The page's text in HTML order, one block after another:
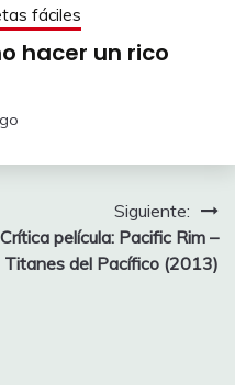
fáciles
hacer un rico
Siguiente:
Crítica película: Pacific Rim –
Titanes del Pacífico (2013)